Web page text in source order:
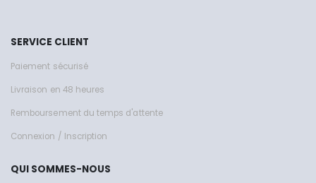
SERVICE CLIENT
Paiement sécurisé
Livraison en 48 heures
Remboursement du temps d'attente
Connexion / Inscription
QUI SOMMES-NOUS